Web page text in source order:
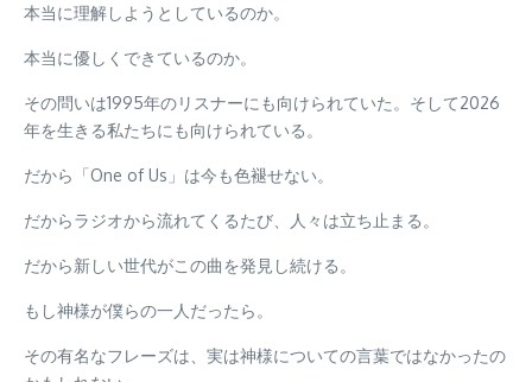
本当に理解しようとしているのか。
本当に優しくできているのか。
その問いは1995年のリスナーにも向けられていた。そして2026
年を生きる私たちにも向けられている。
だから「One of Us」は今も色褪せない。
だからラジオから流れてくるたび、人々は立ち止まる。
だから新しい世代がこの曲を発見し続ける。
もし神様が僕らの一人だったら。
その有名なフレーズは、実は神様についての言葉ではなかったの